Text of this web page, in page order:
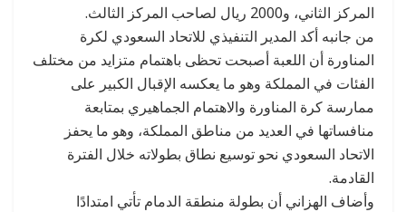
المركز الثاني، و2000 ريال لصاحب المركز الثالث.
من جانبه أكد المدير التنفيذي للاتحاد السعودي لكرة
المناورة أن اللعبة أصبحت تحظى باهتمام متزايد من مختلف
الفئات في المملكة وهو ما يعكسه الإقبال الكبير على
ممارسة كرة المناورة والاهتمام الجماهيري بمتابعة
منافساتها في العديد من مناطق المملكة، وهو ما يحفز
الاتحاد السعودي نحو توسيع نطاق بطولاته خلال الفترة
القادمة.
وأضاف الهزاني أن بطولة منطقة الدمام تأتي امتدادًا